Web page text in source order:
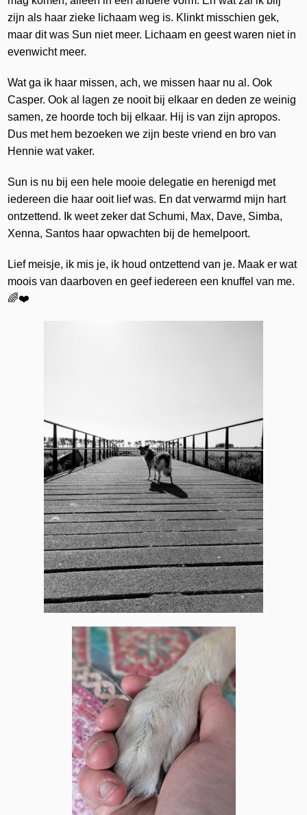
zijn als haar zieke lichaam weg is. Klinkt misschien gek,
maar dit was Sun niet meer. Lichaam en geest waren niet in
evenwicht meer.
Wat ga ik haar missen, ach, we missen haar nu al. Ook
Casper. Ook al lagen ze nooit bij elkaar en deden ze weinig
samen, ze hoorde toch bij elkaar. Hij is van zijn apropos.
Dus met hem bezoeken we zijn beste vriend en bro van
Hennie wat vaker.
Sun is nu bij een hele mooie delegatie en herenigd met
iedereen die haar ooit lief was. En dat verwarmd mijn hart
ontzettend. Ik weet zeker dat Schumi, Max, Dave, Simba,
Xenna, Santos haar opwachten bij de hemelpoort.
Lief meisje, ik mis je, ik houd ontzettend van je. Maak er wat
moois van daarboven en geef iedereen een knuffel van me.
🌈❤️